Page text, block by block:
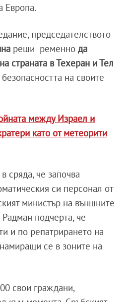
Европа.
председателството
реши ременно да
страната в Техеран и Тел
на своите
между Израел и
като от метеорити
сряда, че започва
си персонал от
министър на външните
подчерта, че
и по репатрирането на
се в зоните на
свои граждани,